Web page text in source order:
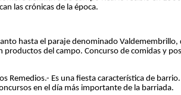
las crónicas de la época.
hasta el paraje denominado
productos del campo. Concurso de comidas y
Remedios.- Es una fiesta característica de
en el día más importante de la barriada.